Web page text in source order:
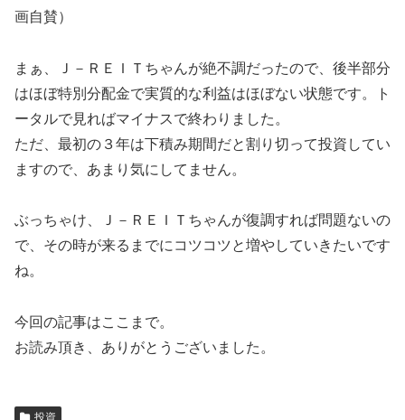
画自賛）
まぁ、Ｊ－ＲＥＩＴちゃんが絶不調だったので、後半部分
はほぼ特別分配金で実質的な利益はほぼない状態です。ト
ータルで見ればマイナスで終わりました。
ただ、最初の３年は下積み期間だと割り切って投資してい
ますので、あまり気にしてません。
ぶっちゃけ、Ｊ－ＲＥＩＴちゃんが復調すれば問題ないの
で、その時が来るまでにコツコツと増やしていきたいです
ね。
今回の記事はここまで。
お読み頂き、ありがとうございました。
投資